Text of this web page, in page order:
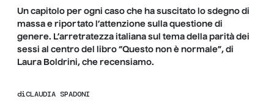
Un capitolo per ogni caso che ha suscitato lo sdegno di
massa e riportato l’attenzione sulla questione di
genere. L’arretratezza italiana sul tema della parità dei
sessi al centro del libro “Questo non è normale”, di
Laura Boldrini, che recensiamo.
diCLAUDIA SPADONI